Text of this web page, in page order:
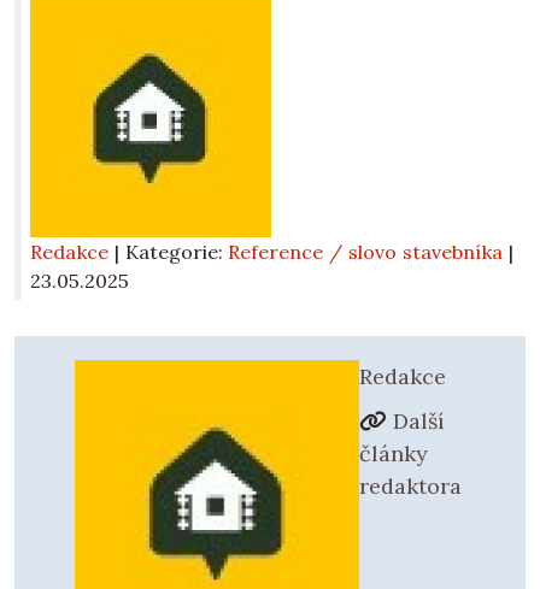
Redakce | Kategorie: Reference / slovo stavebníka |
23.05.2025
Redakce
Další
články
redaktora